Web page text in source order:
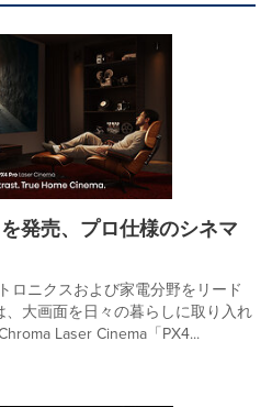
発売、プロ仕様のシネマ
ロニクスおよび家電分野をリード
大画面を日々の暮らしに取り入れ
Laser Cinema「PX4...